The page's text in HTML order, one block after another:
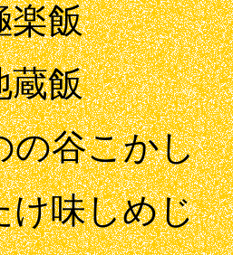
楽飯
蔵飯
の谷こかし
け味しめじ